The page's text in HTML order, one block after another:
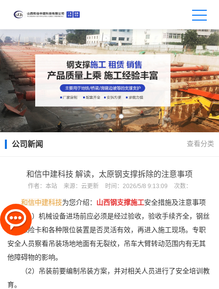
公司新闻 查看分类
和信中建科技 解读，太原钢支撑拆除的注意事项
作者： 本站 来源： 云更新 时间： 2026/5/8 9:13:09 次数：
和信中建科技为您介绍： 山西钢支撑施工安全措施及注意事项
（1）机械设备进场前应必须是经过验收，验收手续齐全，钢丝
绳、保险卡和各种限位装置是否灵活有效，再进入施工现场。专职
安全人员察看吊装场地地面有无裂纹，吊车大臂转动范围内有无其
他障碍物的影响。
（2）吊装前要编制吊装方案，并对相关人员进行了安全培训教
育。